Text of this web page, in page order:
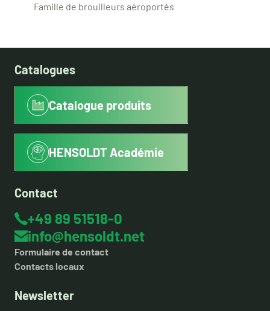
Famille de brouilleurs aéroportés
Catalogues
Catalogue produits
HENSOLDT Académie
Contact
+49 89 51518-0
info@hensoldt.net
Formulaire de contact
Contacts locaux
Newsletter